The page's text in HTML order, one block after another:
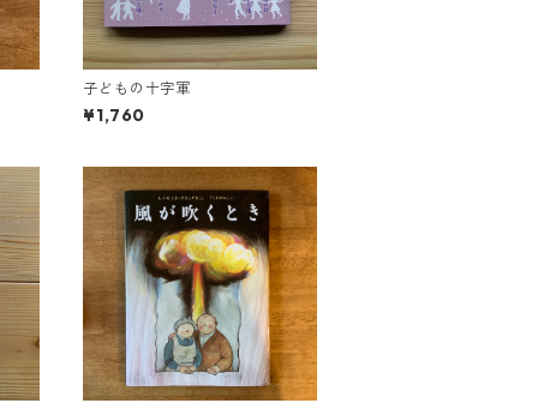
子どもの十字軍
¥1,760